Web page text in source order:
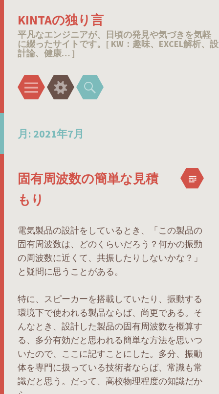
KINTAの独り言
平凡なエンジニアが、日頃の発見や気づきを気軽
に綴ったサイトです。[ KW：趣味、EXCEL解析、設
計論、健康… ]
メ
ニ
ウ
ィ
ッ
検
索
月: 2021年7月
固有周波数の簡単な見積
もり
電気製品の設計をしているとき、「この製品の
固有周波数は、どのくらいだろう？何かの振動
の周波数に近くて、共振したりしないかな？」
と疑問に思うことがある。
特に、スピーカーを搭載していたり、振動する
環境下で使われる製品ならば、尚更である。そ
んなとき、設計した製品の固有周波数を概算す
る、多分有効だと思われる簡単な方法を思いつ
いたので、ここに記すことにした。多分、振動
体を専門に扱っている技術者ならば、常識も常
識だと思う。だって、高校物理程度の知識だか